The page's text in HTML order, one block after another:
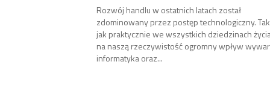
Rozwój handlu w ostatnich latach został
zdominowany przez postęp technologiczny. Tak
jak praktycznie we wszystkich dziedzinach
na naszą rzeczywistość ogromny wpływ
informatyka oraz...